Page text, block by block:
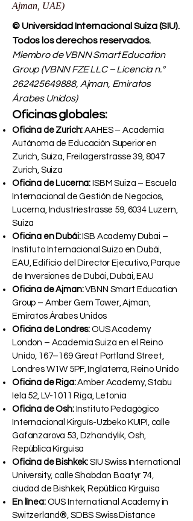
Ajman, UAE)
© Universidad Internacional Suiza (SIU).
Todos los derechos reservados.
Miembro de VBNN Smart Education
Group (VBNN FZE LLC – Licencia n.°
262425649888, Ajman, Emiratos
Árabes Unidos)
Oficinas globales:
Oficina de Zurich: AAHES – Academia
Autónoma de Educación Superior en
Zurich, Suiza, Freilagerstrasse 39, 8047
Zurich, Suiza
Oficina de Lucerna: ISBM Suiza – Escuela
Internacional de Gestión de Negocios,
Lucerna, Industriestrasse 59, 6034 Luzern,
Suiza
Oficina en Dubái:ISB Academy Dubai –
Instituto Internacional Suizo en Dubái,
EAU, Edificio del Director Ejecutivo, Parque
de Inversiones de Dubái, Dubái, EAU
Oficina de Ajman:VBNN Smart Education
Group – Amber Gem Tower, Ajman,
Emiratos Árabes Unidos
Oficina de Londres: OUS Academy
London – Academia Suiza en el Reino
Unido, 167–169 Great Portland Street,
Londres W1W 5PF, Inglaterra, Reino Unido
Oficina de Riga:Amber Academy, Stabu
Iela 52, LV-1011 Riga, Letonia
Oficina de Osh:Instituto Pedagógico
Internacional Kirguís-Uzbeko KUIPI, calle
Gafanzarova 53, Dzhandylik, Osh,
República Kirguisa
Oficina de Bishkek: SIU Swiss International
University, calle Shabdan Baatyr 74,
ciudad de Bishkek, República Kirguisa
En línea:OUS International Academy in
Switzerland®, SDBS Swiss Distance